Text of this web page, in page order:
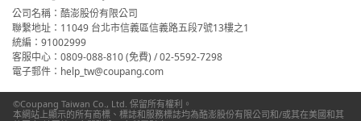
公司名稱：酷澎股份有限公司
聯繫地址：11049 台北市信義區信義路五段7號13樓之1
統編：91002999
客服中心：0809-088-810 (免費) / 02-5592-7298
電子郵件：help_tw@coupang.com
©Coupang Taiwan Co., Ltd. 保留所有權利。
本網站上顯示的所有商標、標誌和服務標誌均為酷澎股份有限公司和/或其在美國和其